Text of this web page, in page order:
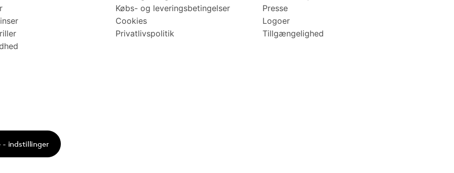
Købs- og leveringsbetingelser
Cookies
Privatlivspolitik
Presse
Logoer
Tillgængelighed
- indstillinger